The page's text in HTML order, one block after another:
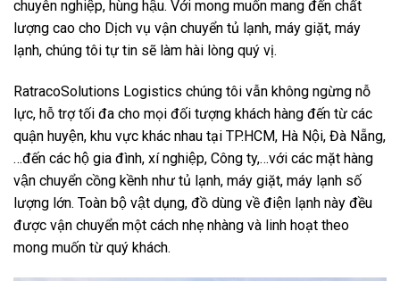
chuyên nghiệp, hùng hậu. Với mong muốn mang đến chất
lượng cao cho Dịch vụ vận chuyển tủ lạnh, máy giặt, máy
lạnh, chúng tôi tự tin sẽ làm hài lòng quý vị.
RatracoSolutions Logistics chúng tôi vẫn không ngừng nỗ
lực, hỗ trợ tối đa cho mọi đối tượng khách hàng đến từ các
quận huyện, khu vực khác nhau tại TP.HCM, Hà Nội, Đà Nẵng,
…đến các hộ gia đình, xí nghiệp, Công ty,…với các mặt hàng
vận chuyển cồng kềnh như tủ lạnh, máy giặt, máy lạnh số
lượng lớn. Toàn bộ vật dụng, đồ dùng về điện lạnh này đều
được vận chuyển một cách nhẹ nhàng và linh hoạt theo
mong muốn từ quý khách.